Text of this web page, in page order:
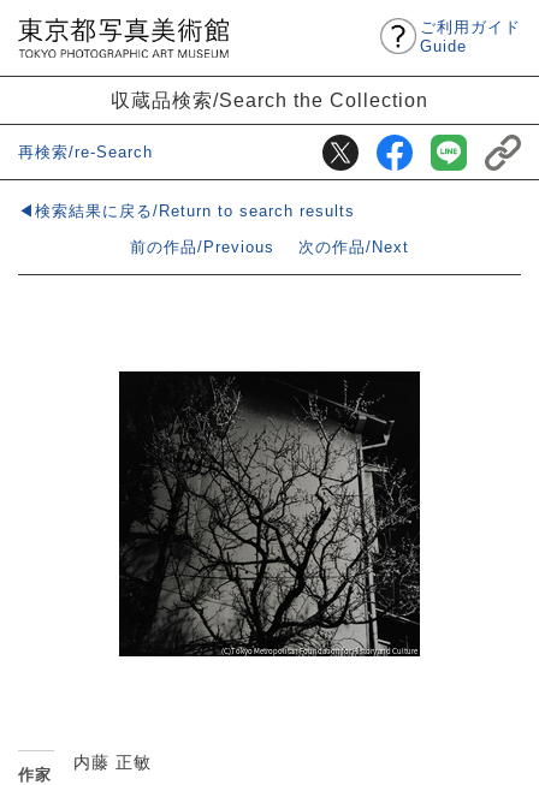
ご利用ガイド
Guide
収蔵品検索/Search the Collection
再検索/re-Search
◀検索結果に戻る/Return to search results
前の作品/Previous
次の作品/Next
作家
内藤 正敏